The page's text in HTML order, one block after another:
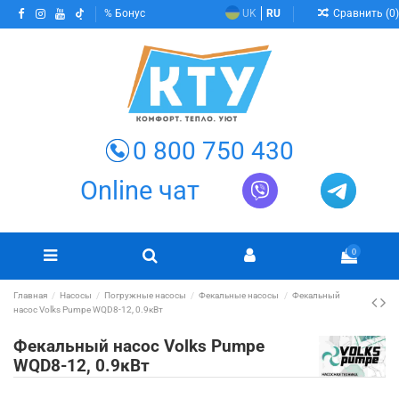
Бонус UK RU Сравнить (0)
0 800 750 430
Online чат
0
Главная Насосы Погружные насосы Фекальные насосы
Фекальный
насос Volks Pumpe WQD8-12, 0.9кВт
Фекальный насос Volks Pumpe
WQD8-12, 0.9кВт